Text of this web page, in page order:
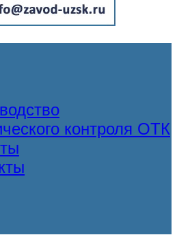
контроля ОТК